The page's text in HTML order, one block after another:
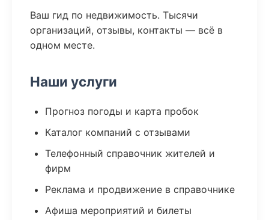
Ваш гид по недвижимость. Тысячи
организаций, отзывы, контакты — всё в
одном месте.
Наши услуги
Прогноз погоды и карта пробок
Каталог компаний с отзывами
Телефонный справочник жителей и
фирм
Реклама и продвижение в справочнике
Афиша мероприятий и билеты